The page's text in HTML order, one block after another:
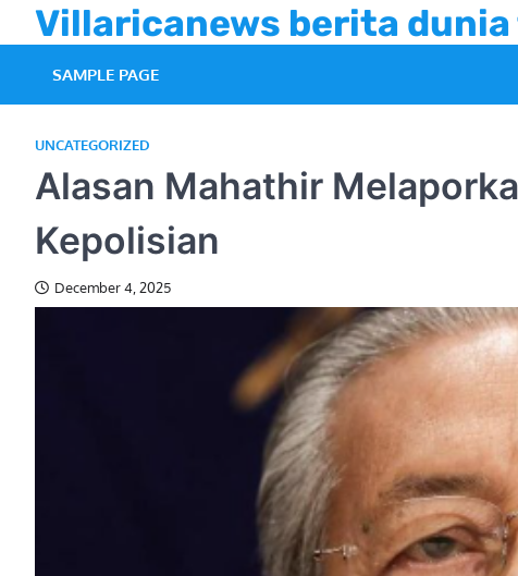
content
Villaricanews berita
SAMPLE PAGE
UNCATEGORIZED
Alasan Mahathir
Kepolisian
December 4, 2025